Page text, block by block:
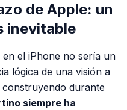
de Apple: un
inevitable
el iPhone no sería un
lógica de una visión a
durante
siempre ha